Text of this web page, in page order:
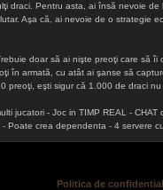
draci. Pentru asta, ai însă nevoie
Aşa că, ai nevoie de o strategie
doar să ai nişte preoţi care să
în armată, cu atât ai şanse să
preoţi, eşti sigur că 1.000 de draci
jucatori - Joc in TIMP REAL -
Poate crea dependenta - 4 servere
Politica de